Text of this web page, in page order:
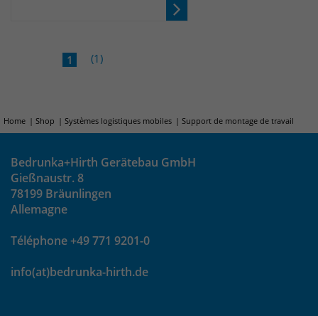
1 (1)
Home Shop Systèmes logistiques mobiles Support de montage de travail
Bedrunka+Hirth Gerätebau GmbH
Gießnaustr. 8
78199 Bräunlingen
Allemagne
Téléphone +49 771 9201-0
info(at)bedrunka-hirth.de